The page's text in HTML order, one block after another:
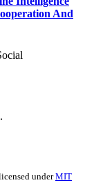
And
underMIT